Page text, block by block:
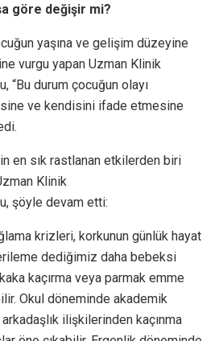
göre değişir mi?
yaşına ve gelişim düzeyine
vurgu yapan Uzman Klinik
“Bu durum çocuğun olayı
ve kendisini ifade etmesine
en sık rastlanan etkilerden biri
Klinik
şöyle devam etti:
krizleri, korkunun günlük hayat
dediğimiz daha bebeksi
kaçırma veya parmak emme
Okul döneminde akademik
ilişkilerinden kaçınma